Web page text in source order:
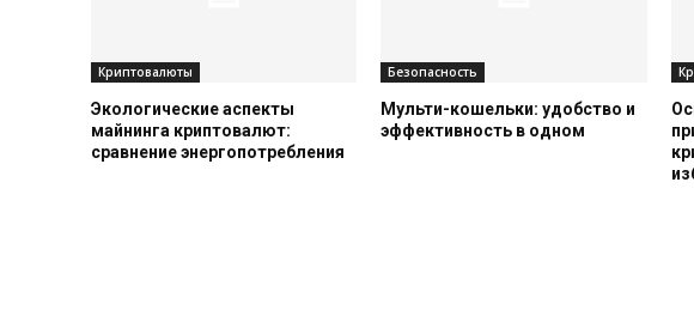
Криптовалюты
Экологические аспекты
майнинга криптовалют:
сравнение энергопотребления
Безопасность
Мульти-кошельки: удобство и
эффективность в одном